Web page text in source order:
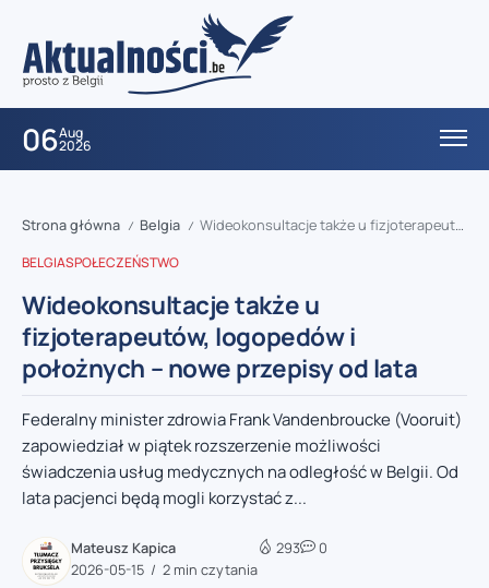
06Aug
2026
Strona główna / Belgia / Wideokonsultacje także u fizjoterapeutów, logopedów i położnych – nowe przepisy od lata
BELGIASPOŁECZEŃSTWO
Wideokonsultacje także u
fizjoterapeutów, logopedów i
położnych – nowe przepisy od lata
Federalny minister zdrowia Frank Vandenbroucke (Vooruit)
zapowiedział w piątek rozszerzenie możliwości
świadczenia usług medycznych na odległość w Belgii. Od
lata pacjenci będą mogli korzystać z...
Mateusz Kapica
2026-05-15
2 min czytania
293 0